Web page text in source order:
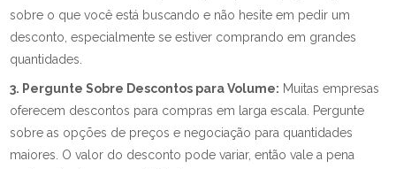
sobre o que você está buscando e não hesite em pedir um
desconto, especialmente se estiver comprando em grandes
quantidades.
3. Pergunte Sobre Descontos para Volume: Muitas empresas
oferecem descontos para compras em larga escala. Pergunte
sobre as opções de preços e negociação para quantidades
maiores. O valor do desconto pode variar, então vale a pena